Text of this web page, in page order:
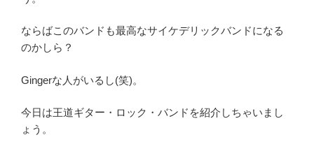
ならばこのバンドも最高なサイケデリックバンドになる
のかしら？
Gingerな人がいるし(笑)。
今日は王道ギター・ロック・バンドを紹介しちゃいまし
ょう。